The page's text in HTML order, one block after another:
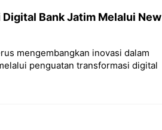
Bank Jatim Melalui New
mengembangkan inovasi dalam
penguatan transformasi digital